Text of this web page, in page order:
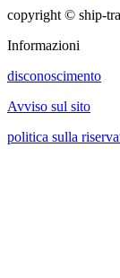
copyright © ship-
Informazioni
disconoscimento
Avviso sul sito
politica sulla